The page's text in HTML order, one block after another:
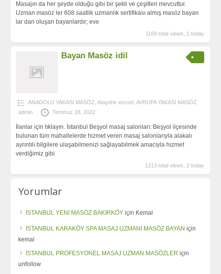
Masajın da her şeyde olduğu gibi bir şekli ve çeşitleri mevcuttur.
Uzman masöz ler 608 saatlik uzmanlık sertifikası almış masöz bayan
lar dan oluşan bayanlardır; eve
1169 total views, 1 today
Bayan Masöz idil
ANADOLU YAKASI MASÖZ Ataşehir escort, AVRUPA YAKASI MASÖZ
admin
Temmuz 28, 2022
İlanlar için tıklayın. İstanbul Beşyol masaj salonları: Beşyol ilçesinde
bulunan tüm mahallelerde hizmet veren masaj salonlarıyla alakalı
ayrıntılı bilgilere ulaşabilmenizi sağlayabilmek amacıyla hizmet
verdiğimiz gibi
1213 total views, 2 today
Yorumlar
İSTANBUL YENİ MASÖZ BAKIRKÖY için Kemal
İSTANBUL KARAKÖY SPA MASAJ UZMANI MASÖZ BAYAN için
kemal
İSTANBUL PROFESYONEL MASAJ UZMAN MASÖZLER için
unfollow